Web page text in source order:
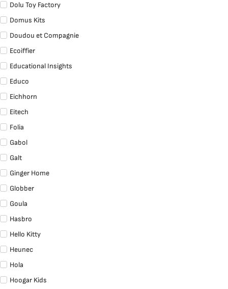
Dolu Toy Factory
Domus Kits
Doudou et Compagnie
Ecoiffier
Educational Insights
Educo
Eichhorn
Eitech
Folia
Gabol
Galt
Ginger Home
Globber
Goula
Hasbro
Hello Kitty
Heunec
Hola
Hoogar Kids